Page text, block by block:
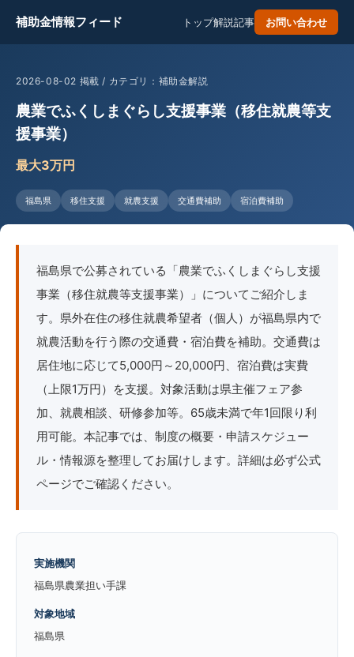
補助金情報フィード トップ解説記事 お問い合わせ
2026-08-02 掲載 / カテゴリ：補助金解説
農業でふくしまぐらし支援事業（移住就農等支
援事業）
最大3万円
福島県 移住支援 就農支援 交通費補助 宿泊費補助
福島県で公募されている「農業でふくしまぐらし支援
事業（移住就農等支援事業）」についてご紹介しま
す。県外在住の移住就農希望者（個人）が福島県内で
就農活動を行う際の交通費・宿泊費を補助。交通費は
居住地に応じて5,000円～20,000円、宿泊費は実費
（上限1万円）を支援。対象活動は県主催フェア参
加、就農相談、研修参加等。65歳未満で年1回限り利
用可能。本記事では、制度の概要・申請スケジュー
ル・情報源を整理してお届けします。詳細は必ず公式
ページでご確認ください。
実施機関
福島県農業担い手課
対象地域
福島県